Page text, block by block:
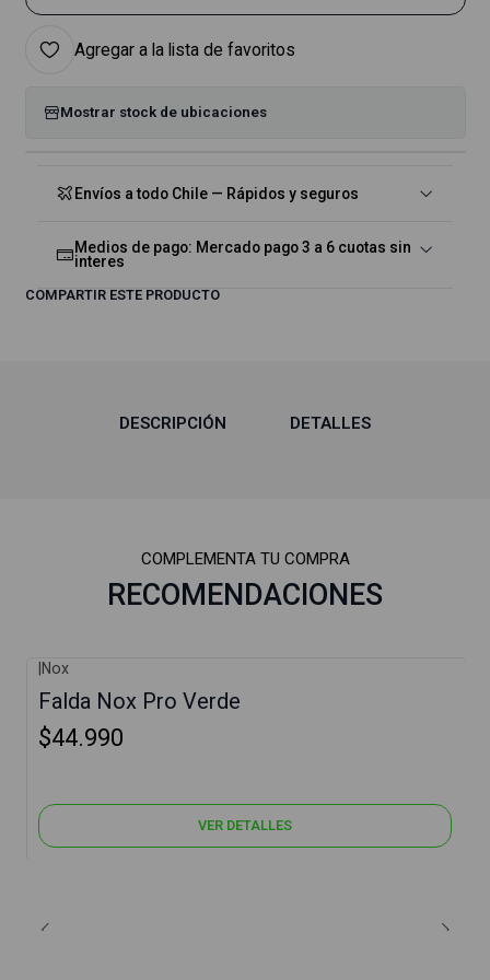
Agregar a la lista de favoritos
Mostrar stock de ubicaciones
Envíos a todo Chile — Rápidos y seguros
Medios de pago: Mercado pago 3 a 6 cuotas sin
interes
COMPARTIR ESTE PRODUCTO
DESCRIPCIÓN DETALLES
COMPLEMENTA TU COMPRA
RECOMENDACIONES
Nox
Falda Nox Pro Verde
$44.990
VER DETALLES